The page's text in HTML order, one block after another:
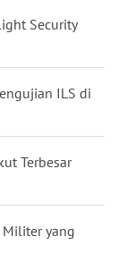
Security
ILS di
Terbesar
Militer yang